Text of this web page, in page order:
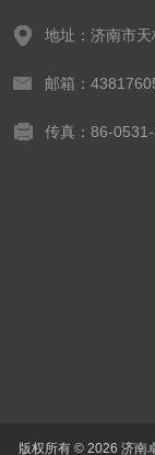
地址：济南市
邮箱：
传真：86-
版权所有 © 2026 济